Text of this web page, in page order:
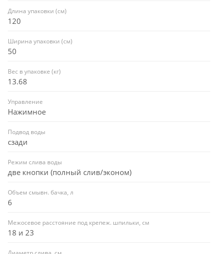
Длина упаковки (см)
120
Ширина упаковки (см)
50
Вес в упаковке (кг)
13.68
Управление
Нажимное
Подвод воды
сзади
Режим слива воды
две кнопки (полный слив/эконом)
Объем смывн. бачка, л
6
Межосевое расстояние под крепеж. шпильки, см
18 и 23